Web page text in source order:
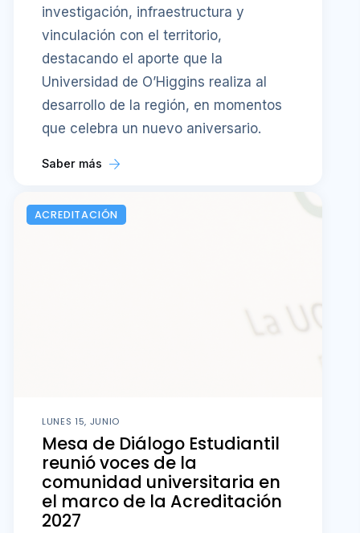
investigación, infraestructura y
vinculación con el territorio,
destacando el aporte que la
Universidad de O’Higgins realiza al
desarrollo de la región, en momentos
que celebra un nuevo aniversario.
Saber más
ACREDITACIÓN
LUNES 15, JUNIO
Mesa de Diálogo Estudiantil
reunió voces de la
comunidad universitaria en
el marco de la Acreditación
2027